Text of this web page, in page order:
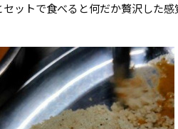
ットで食べると何だか贅沢した感